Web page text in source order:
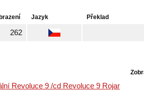
Jazyk Překlad
262
Revoluce 9 /cd Revoluce 9 Rojar